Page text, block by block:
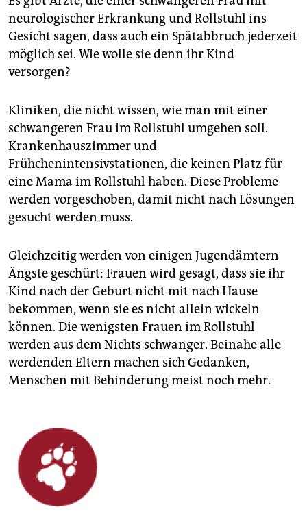
neurologischer Erkrankung und Rollstuhl ins
Gesicht sagen, dass auch ein Spätabbruch jederzeit
möglich sei. Wie wolle sie denn ihr Kind
versorgen?
Kliniken, die nicht wissen, wie man mit einer
schwangeren Frau im Rollstuhl umgehen soll.
Krankenhauszimmer und
Frühchenintensivstationen, die keinen Platz für
eine Mama im Rollstuhl haben. Diese Probleme
werden vorgeschoben, damit nicht nach Lösungen
gesucht werden muss.
Gleichzeitig werden von einigen Jugendämtern
Ängste geschürt: Frauen wird gesagt, dass sie ihr
Kind nach der Geburt nicht mit nach Hause
bekommen, wenn sie es nicht allein wickeln
können. Die wenigsten Frauen im Rollstuhl
werden aus dem Nichts schwanger. Beinahe alle
werdenden Eltern machen sich Gedanken,
Menschen mit Behinderung meist noch mehr.